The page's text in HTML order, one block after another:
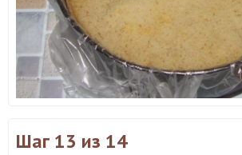
Шаг 13 из 14